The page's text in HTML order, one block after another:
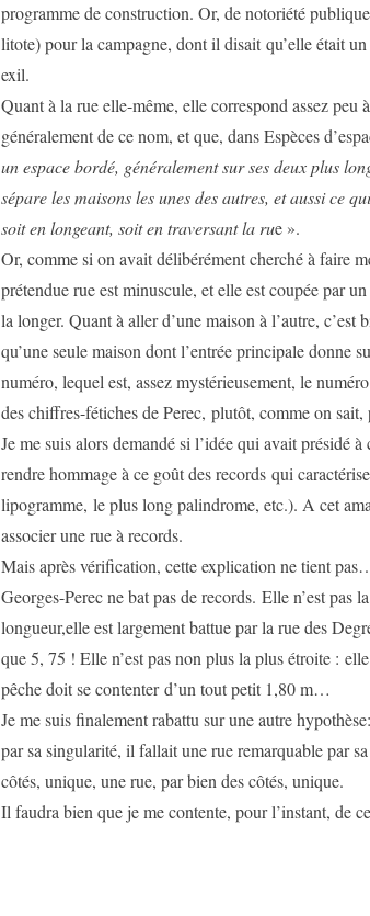
programme de construction. Or, de notoriété
litote) pour la campagne, dont il disait qu’elle était
exil.
Quant à la rue elle-même, elle correspond assez peu
généralement de ce nom, et que, dans Espèces
un espace bordé, généralement sur ses deux plus
sépare les maisons les unes des autres, et aussi ce
soit en longeant, soit en traversant la rue ».
Or, comme si on avait délibérément cherché à faire
prétendue rue est minuscule, et elle est coupée par
la longer. Quant à aller d’une maison à l’autre,
qu’une seule maison dont l’entrée principale donne
numéro, lequel est, assez mystérieusement, le
des chiffres-fétiches de Perec, plutôt, comme on
Je me suis alors demandé si l’idée qui avait présidé
rendre hommage à ce goût des records qui
lipogramme, le plus long palindrome, etc.). A cet
associer une rue à records.
Mais après vérification, cette explication ne tient
Georges-Perec ne bat pas de records. Elle n’est pas
longueur,elle est largement battue par la rue des
que 5, 75 ! Elle n’est pas non plus la plus étroite :
pêche doit se contenter d’un tout petit 1,80 m…
Je me suis finalement rabattu sur une autre
par sa singularité, il fallait une rue remarquable par
côtés, unique, une rue, par bien des côtés, unique.
Il faudra bien que je me contente, pour l’instant, de